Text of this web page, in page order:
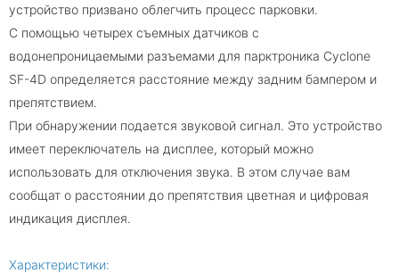
устройство призвано облегчить процесс парковки.
С помощью четырех съемных датчиков с
водонепроницаемыми разъемами для парктроника Cyclone
SF-4D определяется расстояние между задним бампером и
препятствием.
При обнаружении подается звуковой сигнал. Это устройство
имеет переключатель на дисплее, который можно
использовать для отключения звука. В этом случае вам
сообщат о расстоянии до препятствия цветная и цифровая
индикация дисплея.
Характеристики: